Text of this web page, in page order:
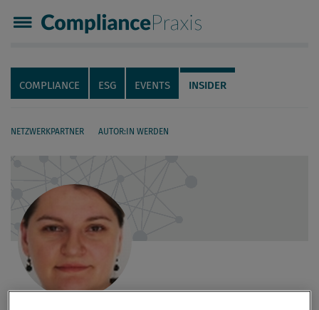
Compliance Praxis
Servicenavigation
Navigation
COMPLIANCE ESG EVENTS INSIDER
NETZWERKPARTNER AUTOR:IN WERDEN